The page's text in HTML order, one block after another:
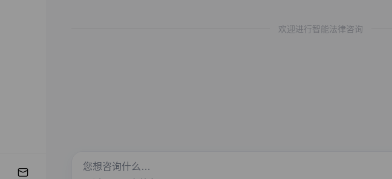
欢迎进行智能法律咨询